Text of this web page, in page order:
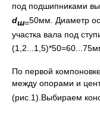
под подшипниками
dш=50мм. Диаметр
участка вала под
По первой
между опорами и
(рис.1).Выбираем